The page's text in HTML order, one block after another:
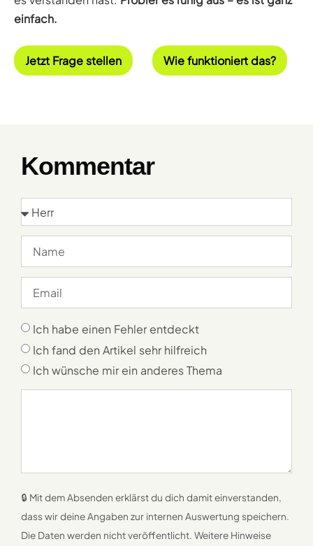
einfach.
Jetzt Frage stellen Wie funktioniert das?
Kommentar
Ich habe einen Fehler entdeckt
Ich fand den Artikel sehr hilfreich
Ich wünsche mir ein anderes Thema
🔒 Mit dem Absenden erklärst du dich damit einverstanden,
dass wir deine Angaben zur internen Auswertung speichern.
Die Daten werden nicht veröffentlicht. Weitere Hinweise